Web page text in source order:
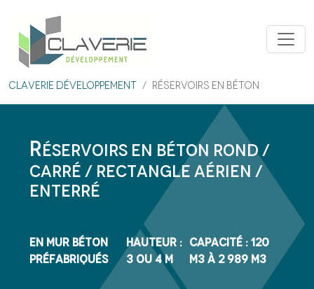
Claverie développement Réservoirs en béton
RÉSERVOIRS EN BÉTON ROND /
CARRÉ / RECTANGLE AÉRIEN /
ENTERRÉ
EN MUR BÉTON
PRÉFABRIQUÉS
HAUTEUR :
3 OU 4 m
CAPACITÉ : 120
m3 À 2 989 m3